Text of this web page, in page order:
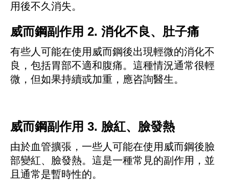
用後不久消失。
威而鋼副作用 2. 消化不良、肚子痛
有些人可能在使用威而鋼後出現輕微的消化不
良，包括胃部不適和腹痛。這種情況通常很輕
微，但如果持續或加重，應咨詢醫生。
威而鋼副作用 3. 臉紅、臉發熱
由於血管擴張，一些人可能在使用威而鋼後臉
部變紅、臉發熱。這是一種常見的副作用，並
且通常是暫時性的。